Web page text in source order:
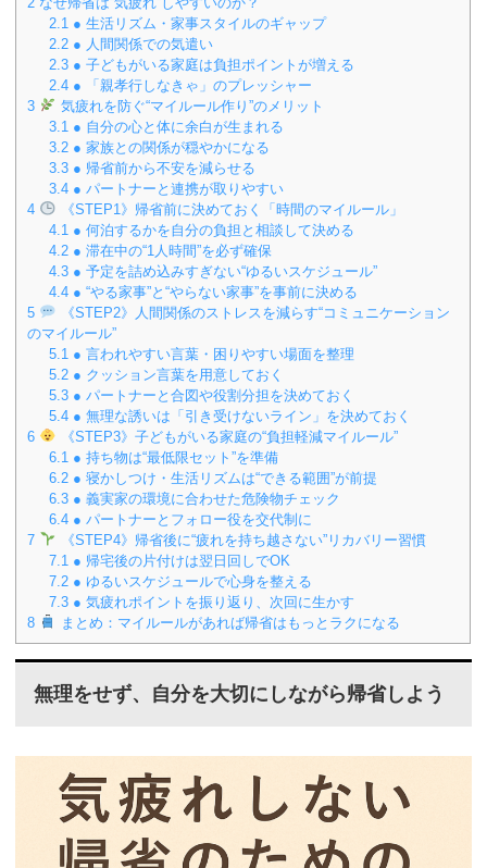
2.1 ● 生活リズム・家事スタイルのギャップ
2.2 ● 人間関係での気遣い
2.3 ● 子どもがいる家庭は負担ポイントが増える
2.4 ● 「親孝行しなきゃ」のプレッシャー
3
気疲れを防ぐ“マイルール作り”のメリット
3.1 ● 自分の心と体に余白が生まれる
3.2 ● 家族との関係が穏やかになる
3.3 ● 帰省前から不安を減らせる
3.4 ● パートナーと連携が取りやすい
4
《STEP1》帰省前に決めておく「時間のマイルール」
4.1 ● 何泊するかを自分の負担と相談して決める
4.2 ● 滞在中の“1人時間”を必ず確保
4.3 ● 予定を詰め込みすぎない“ゆるいスケジュール”
4.4 ● “やる家事”と“やらない家事”を事前に決める
5
《STEP2》人間関係のストレスを減らす“コミュニケーション
のマイルール”
5.1 ● 言われやすい言葉・困りやすい場面を整理
5.2 ● クッション言葉を用意しておく
5.3 ● パートナーと合図や役割分担を決めておく
5.4 ● 無理な誘いは「引き受けないライン」を決めておく
6
《STEP3》子どもがいる家庭の“負担軽減マイルール”
6.1 ● 持ち物は“最低限セット”を準備
6.2 ● 寝かしつけ・生活リズムは“できる範囲”が前提
6.3 ● 義実家の環境に合わせた危険物チェック
6.4 ● パートナーとフォロー役を交代制に
7
《STEP4》帰省後に“疲れを持ち越さない”リカバリー習慣
7.1 ● 帰宅後の片付けは翌日回しでOK
7.2 ● ゆるいスケジュールで心身を整える
7.3 ● 気疲れポイントを振り返り、次回に生かす
8
まとめ：マイルールがあれば帰省はもっとラクになる
無理をせず、自分を大切にしながら帰省しよう